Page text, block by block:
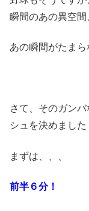
瞬間のあの異空間
あの瞬間がたま
さて、そのガン
シュを決めました
まずは、、、
前半６分！